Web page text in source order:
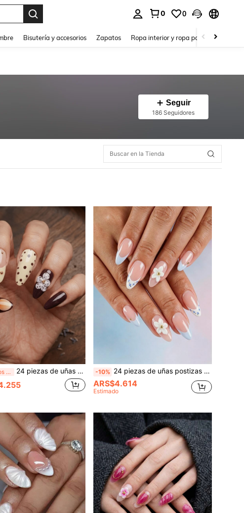
0 0
Bisutería y accesorios Zapatos Ropa interior y ropa para dormir
Seguir
186 Seguidores
¡Últimos 3 días 24 piezas de uñas postizas de almendra con degradado burdeos, patrón de lunares 3D con flores y cuentas doradas, set de uñas acrílicas falsas color nude beige, incluye 1 pieza de gel de gelatina y 1 lima de uñas, manicura retro de otoño con café, adecuado para mujeres y niñas, uso diario, oficina y vacaciones -10% 24 piezas de uñas postizas elegantes de almendra - Rosa nude con punta francesa azul claro, flor blanca 3D & tachuelas doradas, uñas postizas brillantes con estampado floral azul diminuto para mujeres
ARS$4.614
Estimado